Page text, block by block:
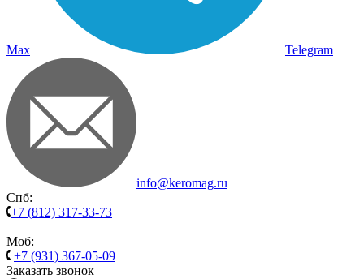
Max Telegram
info@keromag.ru
Спб:
+7 (812) 317-33-73
Моб:
+7 (931) 367-05-09
Заказать звонок